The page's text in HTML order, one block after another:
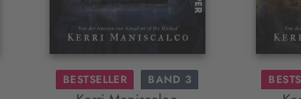
BESTSELLER BAND 3